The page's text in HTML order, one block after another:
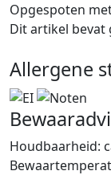
Opgespoten
Dit artikel bevat
Allergene
Houdbaarheid: